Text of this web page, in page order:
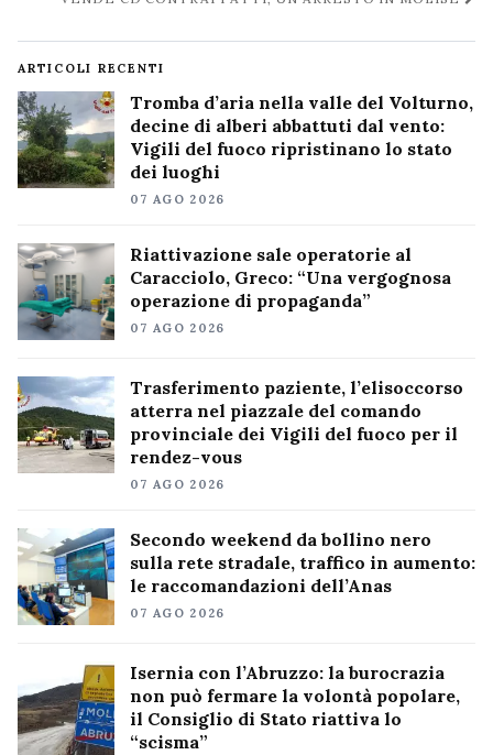
ARTICOLI RECENTI
Tromba d’aria nella valle del Volturno,
decine di alberi abbattuti dal vento:
Vigili del fuoco ripristinano lo stato
dei luoghi
07 AGO 2026
Riattivazione sale operatorie al
Caracciolo, Greco: “Una vergognosa
operazione di propaganda”
07 AGO 2026
Trasferimento paziente, l’elisoccorso
atterra nel piazzale del comando
provinciale dei Vigili del fuoco per il
rendez-vous
07 AGO 2026
Secondo weekend da bollino nero
sulla rete stradale, traffico in aumento:
le raccomandazioni dell’Anas
07 AGO 2026
Isernia con l’Abruzzo: la burocrazia
non può fermare la volontà popolare,
il Consiglio di Stato riattiva lo
“scisma”